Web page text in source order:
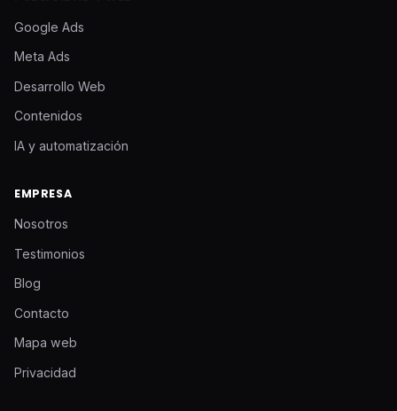
Google Ads
Meta Ads
Desarrollo Web
Contenidos
IA y automatización
EMPRESA
Nosotros
Testimonios
Blog
Contacto
Mapa web
Privacidad